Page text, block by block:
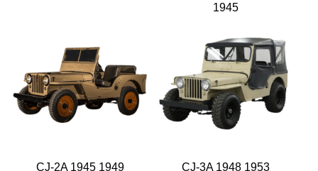
1945
CJ-2A 1945 1949 CJ-3A 1948 1953